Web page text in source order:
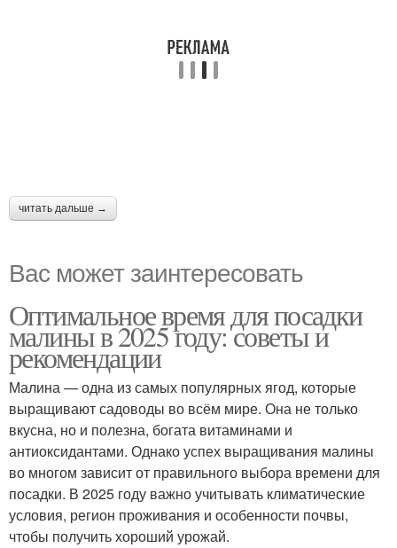
читать дальше →
Вас может заинтересовать
Оптимальное время для посадки
малины в 2025 году: советы и
рекомендации
Малина — одна из самых популярных ягод, которые
выращивают садоводы во всём мире. Она не только
вкусна, но и полезна, богата витаминами и
антиоксидантами. Однако успех выращивания малины
во многом зависит от правильного выбора времени для
посадки. В 2025 году важно учитывать климатические
условия, регион проживания и особенности почвы,
чтобы получить хороший урожай.